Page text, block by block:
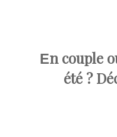
En couple
été ?